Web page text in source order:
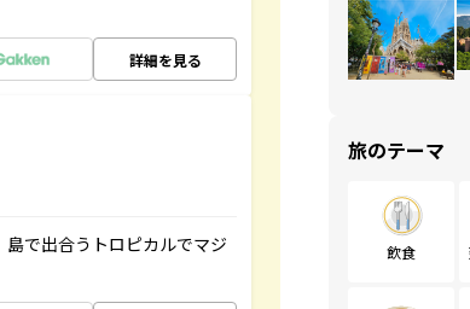
詳細を見る
で出合うトロピカルでマジ
旅のテーマ
飲食